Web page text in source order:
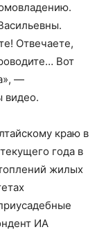
Отвечаете,
Вот
—
видео.
краю в
года в
жилых
ИА